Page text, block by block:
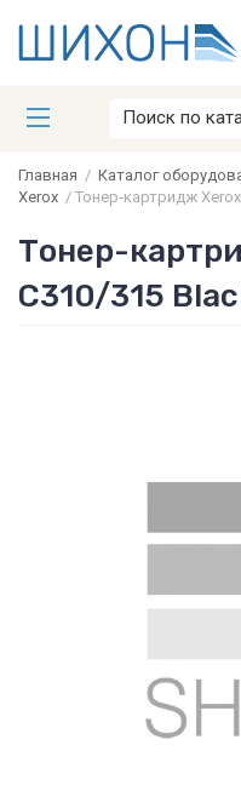
Главная / Каталог
Xerox / Тонер-картридж
Тонер-
C310/315